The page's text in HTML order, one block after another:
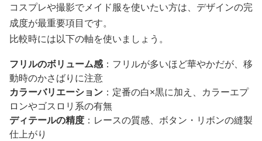
コスプレや撮影でメイド服を使いたい方は、デザインの完
成度が最重要項目です。
比較時には以下の軸を使いましょう。
フリルのボリューム感：フリルが多いほど華やかだが、移
動時のかさばりに注意
カラーバリエーション ：定番の白×黒に加え、カラーエプ
ロンやゴスロリ系の有無
ディテールの精度 ：レースの質感、ボタン・リボンの縫製
仕上がり